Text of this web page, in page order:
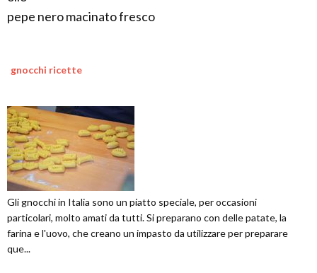
pepe nero macinato fresco
gnocchi ricette
Gli gnocchi in Italia sono un piatto speciale, per occasioni
particolari, molto amati da tutti. Si preparano con delle patate, la
farina e l'uovo, che creano un impasto da utilizzare per preparare
que...